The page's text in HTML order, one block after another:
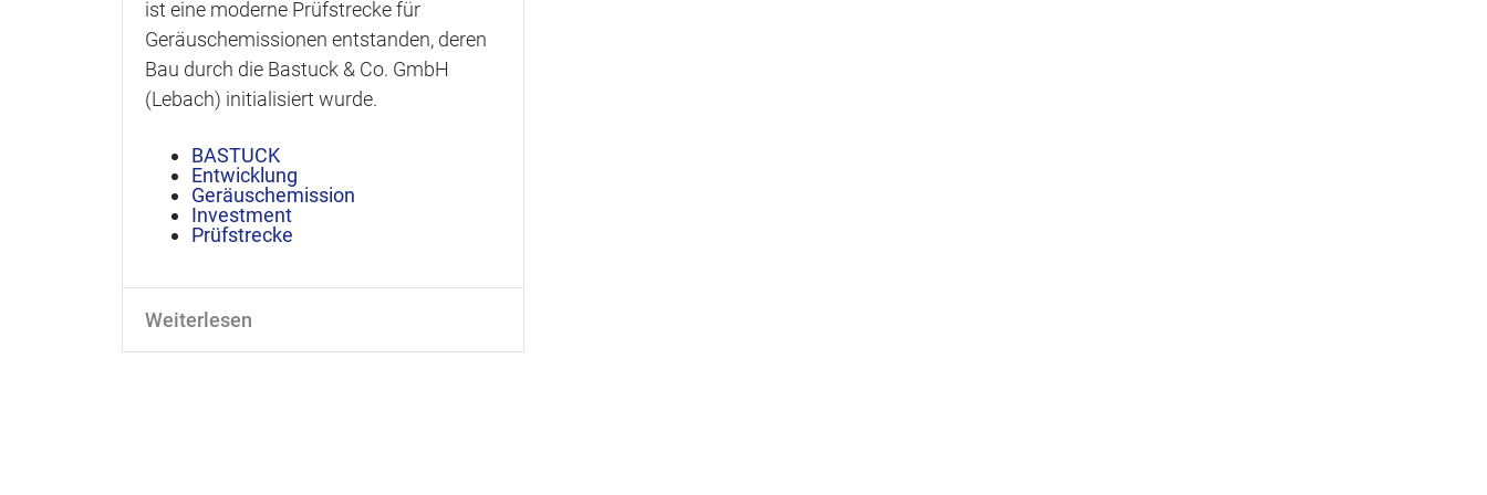
ist eine moderne Prüfstrecke für
Geräuschemissionen entstanden, deren
Bau durch die Bastuck & Co. GmbH
(Lebach) initialisiert wurde.
BASTUCK
Entwicklung
Geräuschemission
Investment
Prüfstrecke
Weiterlesen